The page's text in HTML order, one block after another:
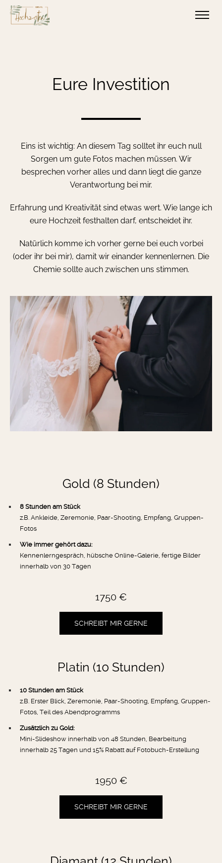
Eure Investition
Eins ist wichtig: An diesem Tag solltet ihr euch null
Sorgen um gute Fotos machen müssen. Wir
besprechen vorher alles und dann liegt die ganze
Verantwortung bei mir.
Erfahrung und Kreativität sind etwas wert. Wie lange ich
eure Hochzeit festhalten darf, entscheidet ihr.
Natürlich komme ich vorher gerne bei euch vorbei
(oder ihr bei mir), damit wir einander kennenlernen. Die
Chemie sollte auch zwischen uns stimmen.
Gold (8 Stunden)
8 Stunden am Stück
z.B. Ankleide, Zeremonie, Paar-Shooting, Empfang, Gruppen-
Fotos
Wie immer gehört dazu:
Kennenlerngespräch, hübsche Online-Galerie, fertige Bilder
innerhalb von 30 Tagen
1750 €
SCHREIBT MIR GERNE
Platin (10 Stunden)
10 Stunden am Stück
z.B. Erster Blick, Zeremonie, Paar-Shooting, Empfang, Gruppen-
Fotos, Teil des Abendprogramms
Zusätzlich zu Gold:
Mini-Slideshow innerhalb von 48 Stunden, Bearbeitung
innerhalb 25 Tagen und 15% Rabatt auf Fotobuch-Erstellung
1950 €
SCHREIBT MIR GERNE